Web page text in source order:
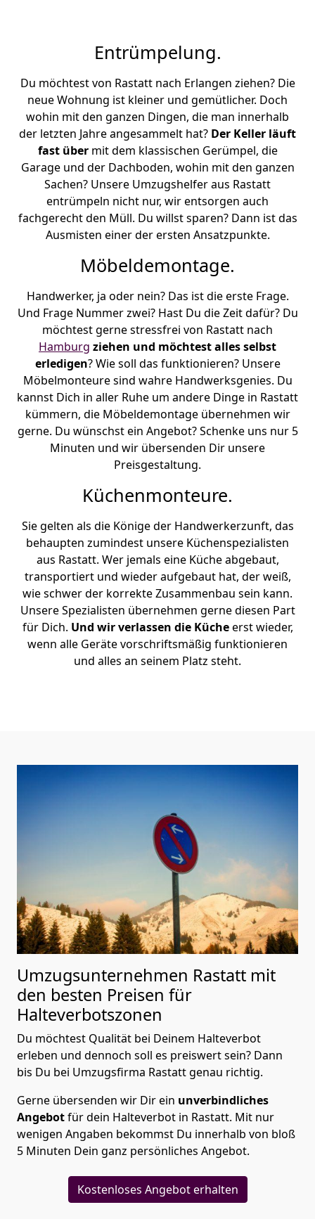
Entrümpelung.
Du möchtest von Rastatt nach Erlangen ziehen? Die
neue Wohnung ist kleiner und gemütlicher. Doch
wohin mit den ganzen Dingen, die man innerhalb
der letzten Jahre angesammelt hat? Der Keller läuft
fast übermit dem klassischen Gerümpel, die
Garage und der Dachboden, wohin mit den ganzen
Sachen? Unsere Umzugshelfer aus Rastatt
entrümpeln nicht nur, wir entsorgen auch
fachgerecht den Müll. Du willst sparen? Dann ist das
Ausmisten einer der ersten Ansatzpunkte.
Möbeldemontage.
Handwerker, ja oder nein? Das ist die erste Frage.
Und Frage Nummer zwei? Hast Du die Zeit dafür? Du
möchtest gerne stressfrei von Rastatt nach
Hamburg ziehen und möchtest alles selbst
erledigen? Wie soll das funktionieren? Unsere
Möbelmonteure sind wahre Handwerksgenies. Du
kannst Dich in aller Ruhe um andere Dinge in Rastatt
kümmern, die Möbeldemontage übernehmen wir
gerne. Du wünschst ein Angebot? Schenke uns nur 5
Minuten und wir übersenden Dir unsere
Preisgestaltung.
Küchenmonteure.
Sie gelten als die Könige der Handwerkerzunft, das
behaupten zumindest unsere Küchenspezialisten
aus Rastatt. Wer jemals eine Küche abgebaut,
transportiert und wieder aufgebaut hat, der weiß,
wie schwer der korrekte Zusammenbau sein kann.
Unsere Spezialisten übernehmen gerne diesen Part
für Dich. Und wir verlassen die Kücheerst wieder,
wenn alle Geräte vorschriftsmäßig funktionieren
und alles an seinem Platz steht.
Umzugsunternehmen Rastatt mit
den besten Preisen für
Halteverbotszonen
Du möchtest Qualität bei Deinem Halteverbot
erleben und dennoch soll es preiswert sein? Dann
bis Du bei Umzugsfirma Rastatt genau richtig.
Gerne übersenden wir Dir ein unverbindliches
Angebotfür dein Halteverbot in Rastatt. Mit nur
wenigen Angaben bekommst Du innerhalb von bloß
5 Minuten Dein ganz persönliches Angebot.
Kostenloses Angebot erhalten